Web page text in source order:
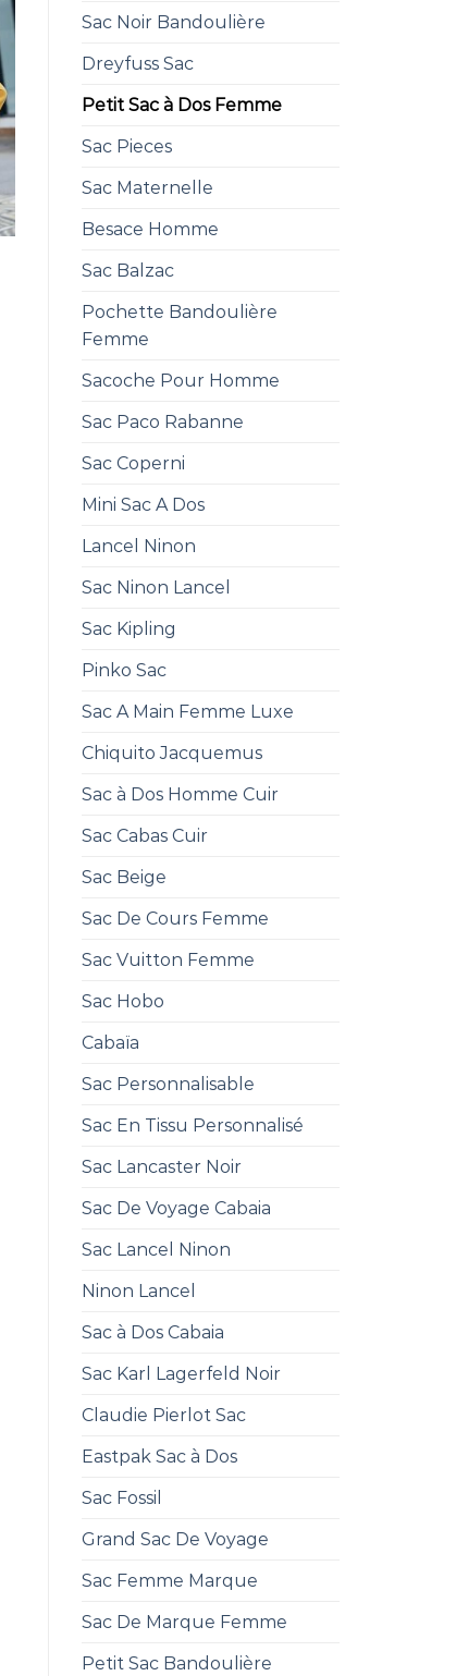
Sac Noir Bandoulière
Dreyfuss Sac
Petit Sac à Dos Femme
Sac Pieces
Sac Maternelle
Besace Homme
Sac Balzac
Pochette Bandoulière
Femme
Sacoche Pour Homme
Sac Paco Rabanne
Sac Coperni
Mini Sac A Dos
Lancel Ninon
Sac Ninon Lancel
Sac Kipling
Pinko Sac
Sac A Main Femme Luxe
Chiquito Jacquemus
Sac à Dos Homme Cuir
Sac Cabas Cuir
Sac Beige
Sac De Cours Femme
Sac Vuitton Femme
Sac Hobo
Cabaïa
Sac Personnalisable
Sac En Tissu Personnalisé
Sac Lancaster Noir
Sac De Voyage Cabaia
Sac Lancel Ninon
Ninon Lancel
Sac à Dos Cabaia
Sac Karl Lagerfeld Noir
Claudie Pierlot Sac
Eastpak Sac à Dos
Sac Fossil
Grand Sac De Voyage
Sac Femme Marque
Sac De Marque Femme
Petit Sac Bandoulière